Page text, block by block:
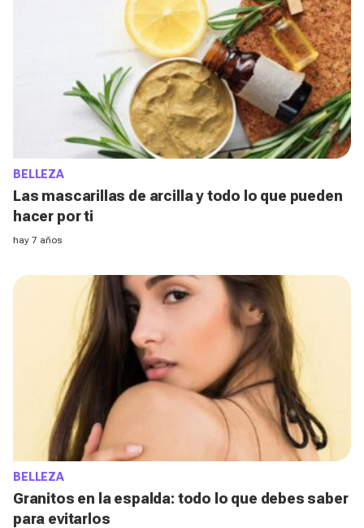
BELLEZA
Las mascarillas de arcilla y todo lo que pueden
hacer por ti
hay 7 años
BELLEZA
Granitos en la espalda: todo lo que debes saber
para evitarlos